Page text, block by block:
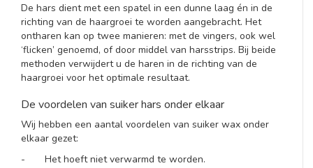
De hars dient met een spatel in een dunne laag én in de
richting van de haargroei te worden aangebracht. Het
ontharen kan op twee manieren: met de vingers, ook wel
‘flicken’ genoemd, of door middel van harsstrips. Bij beide
methoden verwijdert u de haren in de richting van de
haargroei voor het optimale resultaat.
De voordelen van suiker hars onder elkaar
Wij hebben een aantal voordelen van suiker wax onder
elkaar gezet:
- Het hoeft niet verwarmd te worden.